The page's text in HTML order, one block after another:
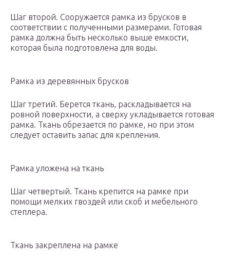
Шаг второй. Сооружается рамка из брусков в
соответствии с полученными размерами. Готовая
рамка должна быть несколько выше емкости,
которая была подготовлена для воды.
Рамка из деревянных брусков
Шаг третий. Берется ткань, раскладывается на
ровной поверхности, а сверху укладывается готовая
рамка. Ткань обрезается по рамке, но при этом
следует оставить запас для крепления.
Рамка уложена на ткань
Шаг четвертый. Ткань крепится на рамке при
помощи мелких гвоздей или скоб и мебельного
степлера.
Ткань закреплена на рамке